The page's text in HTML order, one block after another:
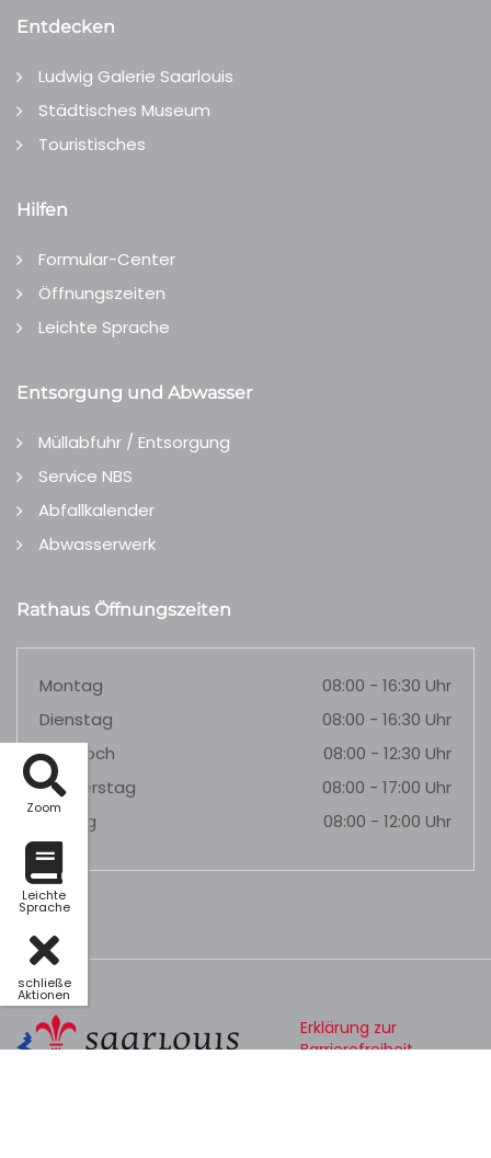
Zoom
Leichte
Sprache
schließe
Aktionen
Entdecken
Ludwig Galerie Saarlouis
Städtisches Museum
Touristisches
Hilfen
Formular-Center
Öffnungszeiten
Leichte Sprache
Entsorgung und Abwasser
Müllabfuhr / Entsorgung
Service NBS
Abfallkalender
Abwasserwerk
Rathaus Öffnungszeiten
Montag
08:00 - 16:30 Uhr
Dienstag
08:00 - 16:30 Uhr
Mittwoch
08:00 - 12:30 Uhr
Donnerstag
08:00 - 17:00 Uhr
Freitag
08:00 - 12:00 Uhr
Erklärung zur
Barrierefreiheit